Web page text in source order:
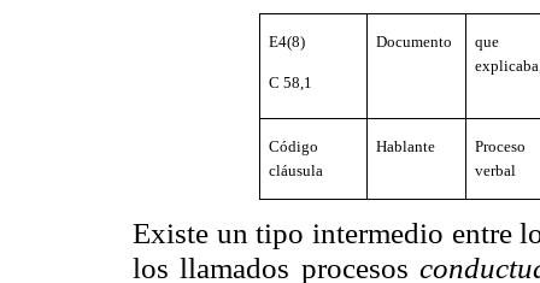
E4(8)
C 58,1
Documento
que
Código
cláusula
Hablante
Proceso
verbal
Existe un tipo intermedio entre
los llamados procesos